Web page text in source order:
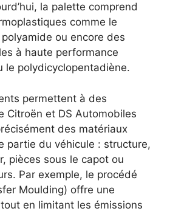
la palette comprend
comme le
ou encore des
à haute performance
le polydicyclopentadiène.
permettent à des
Citroën et DS Automobiles
des matériaux
partie du véhicule : structure,
pièces sous le capot ou
Par exemple, le procédé
Moulding) offre une
en limitant les émissions